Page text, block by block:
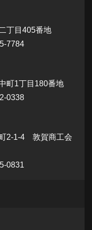
丁目405番地
7784
町1丁目180番地
0338
2-1-4 敦賀商工会
0831